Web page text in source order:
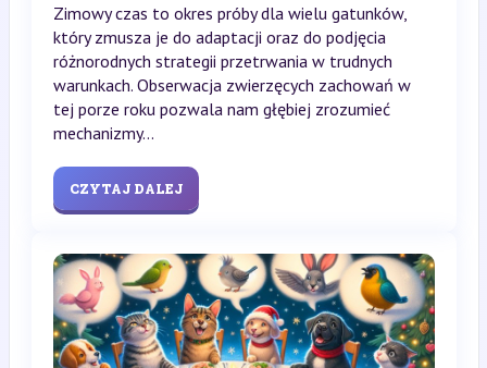
Zimowy czas to okres próby dla wielu gatunków,
który zmusza je do adaptacji oraz do podjęcia
różnorodnych strategii przetrwania w trudnych
warunkach. Obserwacja zwierzęcych zachowań w
tej porze roku pozwala nam głębiej zrozumieć
mechanizmy...
CZYTAJ DALEJ